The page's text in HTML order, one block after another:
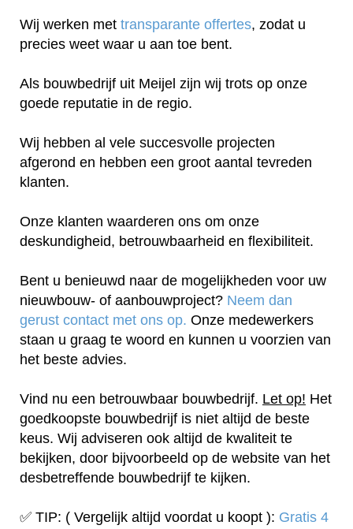
Wij werken met transparante offertes, zodat u
precies weet waar u aan toe bent.
Als bouwbedrijf uit Meijel zijn wij trots op onze
goede reputatie in de regio.
Wij hebben al vele succesvolle projecten
afgerond en hebben een groot aantal tevreden
klanten.
Onze klanten waarderen ons om onze
deskundigheid, betrouwbaarheid en flexibiliteit.
Bent u benieuwd naar de mogelijkheden voor uw
nieuwbouw- of aanbouwproject? Neem dan
gerust contact met ons op. Onze medewerkers
staan u graag te woord en kunnen u voorzien van
het beste advies.
Vind nu een betrouwbaar bouwbedrijf. Let op! Het
goedkoopste bouwbedrijf is niet altijd de beste
keus. Wij adviseren ook altijd de kwaliteit te
bekijken, door bijvoorbeeld op de website van het
desbetreffende bouwbedrijf te kijken.
✅ TIP: ( Vergelijk altijd voordat u koopt ): Gratis 4